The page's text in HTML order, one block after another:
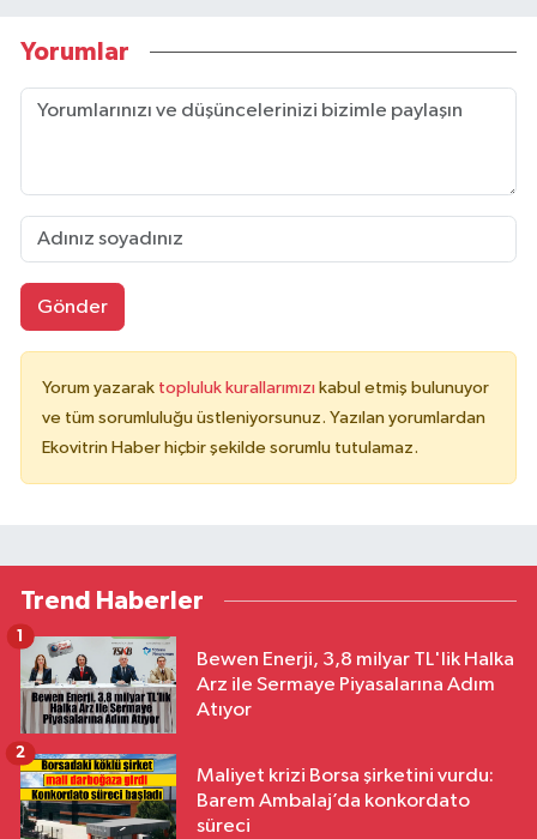
Yorumlar
Gönder
Yorum yazarak topluluk kurallarımızı kabul etmiş bulunuyor
ve tüm sorumluluğu üstleniyorsunuz. Yazılan yorumlardan
Ekovitrin Haber hiçbir şekilde sorumlu tutulamaz.
Trend Haberler
Bewen Enerji, 3,8 milyar TL'lik Halka
Arz ile Sermaye Piyasalarına Adım
Atıyor
1
Maliyet krizi Borsa şirketini vurdu:
Barem Ambalaj’da konkordato
süreci
2